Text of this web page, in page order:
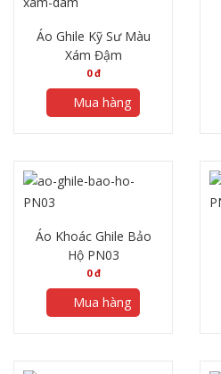
Áo Ghile Kỹ Sư Màu
Xám Đậm
0đ
Mua hàng
Áo Khoác Ghile Bảo
Hộ PN03
0đ
Mua hàng